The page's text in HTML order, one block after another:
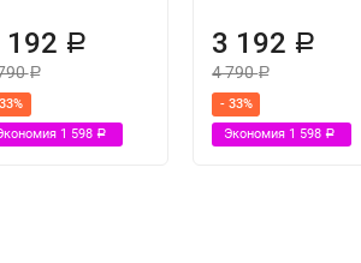
192 Р
Р
1 598 Р
3 192 Р
4 790Р
- 33%
Экономия 1 598Р